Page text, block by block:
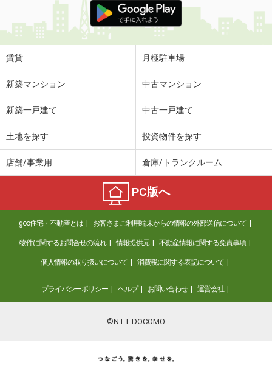
賃貸 月極駐車場
新築マンション 中古マンション
新築一戸建て 中古一戸建て
土地を探す 投資物件を探す
店舗/事業用 倉庫/トランクルーム
PC版へ
goo住宅・不動産とは お客さまご利用端末からの情報の外部送信について
物件に関するお問合せの流れ 情報提供元 不動産情報に関する免責事項
個人情報の取り扱いについて 消費税に関する表記について
プライバシーポリシー ヘルプ お問い合わせ 運営会社
©NTT DOCOMO